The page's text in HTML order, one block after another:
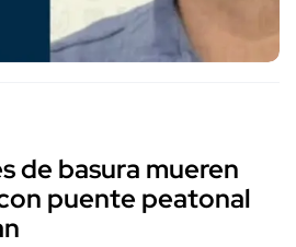
de basura mueren
puente peatonal